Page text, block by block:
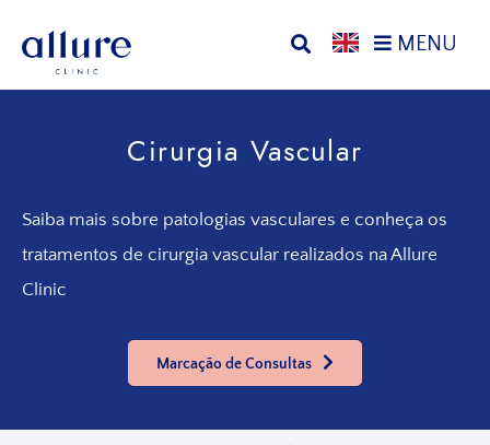
para
para
Allure
Allure
Cirurgia
Vascular,
Endocrinologia,
Dermatológicos
MENU
Cirurgia Vascular
Saiba mais sobre patologias vasculares e conheça os
tratamentos de cirurgia vascular realizados na Allure
Clinic
Marcação de Consultas